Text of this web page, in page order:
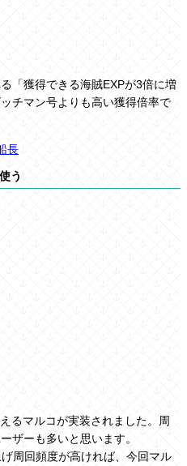
「獲得できる海賊EXPが3倍に増
チマン号よりも高い獲得倍率で
長
う
るマルコが実装されました。周
ザーも多いと思います。
周回頻度が高ければ、今回マル